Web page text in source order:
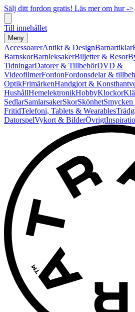
Sälj ditt fordon gratis! Läs mer om hur ->
Till innehållet
Meny
AccessoarerAntikt & DesignBarnartiklar
BarnskorBarnleksakerBiljetter & Resor
TidningarDatorer & TillbehörDVD &
VideofilmerFordonFordonsdelar &
OptikFrimärkenHandgjort &
HushållHemelektronikHobbyKlockor
SedlarSamlarsakerSkorSkönhet
FritidTelefoni, Tablets & Wearables
DatorspelVykort & BilderÖvrigt